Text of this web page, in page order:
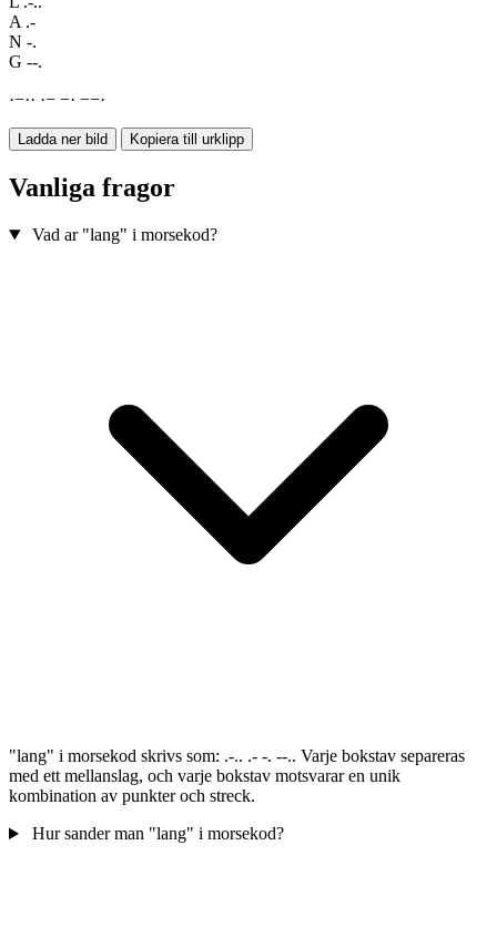
A .-
N -.
G --.
·−·· ·− −· −−·
Ladda ner bild Kopiera till urklipp
Vanliga fragor
Vad ar "lang" i morsekod?
"lang" i morsekod skrivs som: .-.. .- -. --.. Varje bokstav separeras
med ett mellanslag, och varje bokstav motsvarar en unik
kombination av punkter och streck.
Hur sander man "lang" i morsekod?